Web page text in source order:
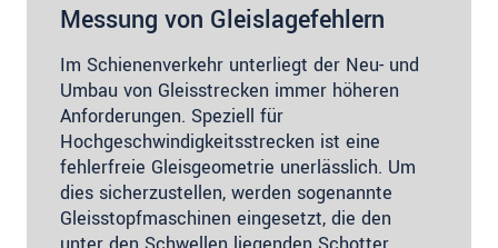
Messung von Gleislagefehlern
Im Schienenverkehr unterliegt der Neu- und
Umbau von Gleisstrecken immer höheren
Anforderungen. Speziell für
Hochgeschwindigkeitsstrecken ist eine
fehlerfreie Gleisgeometrie unerlässlich. Um
dies sicherzustellen, werden sogenannte
Gleisstopfmaschinen eingesetzt, die den